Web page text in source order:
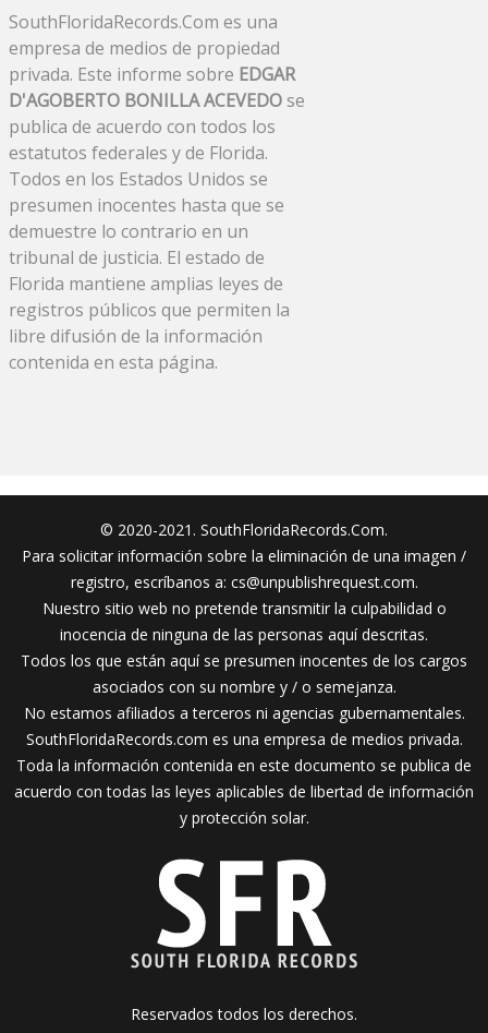
SouthFloridaRecords.Com es una
empresa de medios de propiedad
privada. Este informe sobre EDGAR
D'AGOBERTO BONILLA ACEVEDOse
publica de acuerdo con todos los
estatutos federales y de Florida.
Todos en los Estados Unidos se
presumen inocentes hasta que se
demuestre lo contrario en un
tribunal de justicia. El estado de
Florida mantiene amplias leyes de
registros públicos que permiten la
libre difusión de la información
contenida en esta página.
© 2020-2021. SouthFloridaRecords.Com.
Para solicitar información sobre la eliminación de una imagen /
registro, escríbanos a: cs@unpublishrequest.com.
Nuestro sitio web no pretende transmitir la culpabilidad o
inocencia de ninguna de las personas aquí descritas.
Todos los que están aquí se presumen inocentes de los cargos
asociados con su nombre y / o semejanza.
No estamos afiliados a terceros ni agencias gubernamentales.
SouthFloridaRecords.com es una empresa de medios privada.
Toda la información contenida en este documento se publica de
acuerdo con todas las leyes aplicables de libertad de información
y protección solar.
Reservados todos los derechos.